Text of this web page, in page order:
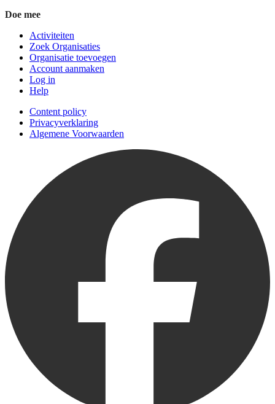
Doe mee
Activiteiten
Zoek Organisaties
Organisatie toevoegen
Account aanmaken
Log in
Help
Content policy
Privacyverklaring
Algemene Voorwaarden